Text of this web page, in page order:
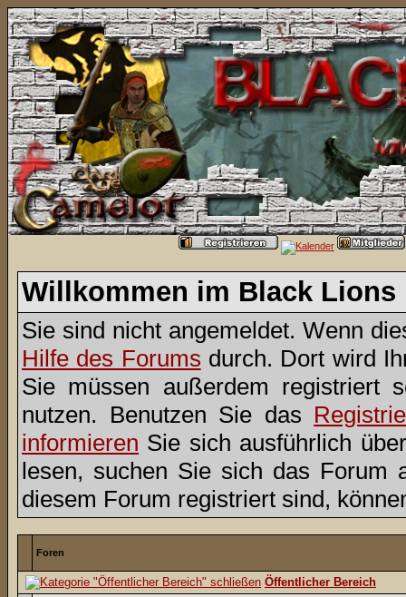
Willkommen im Black Lions
Sie sind nicht angemeldet. Wenn
Hilfe des Forums durch. Dort wird
Sie müssen außerdem registriert
nutzen. Benutzen Sie das
informieren Sie sich ausführlich
lesen, suchen Sie sich das Forum
diesem Forum registriert sind,
Foren
Öffentlicher Bereich